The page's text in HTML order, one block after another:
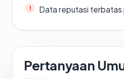
Data reputasi terbatas
Pertanyaan